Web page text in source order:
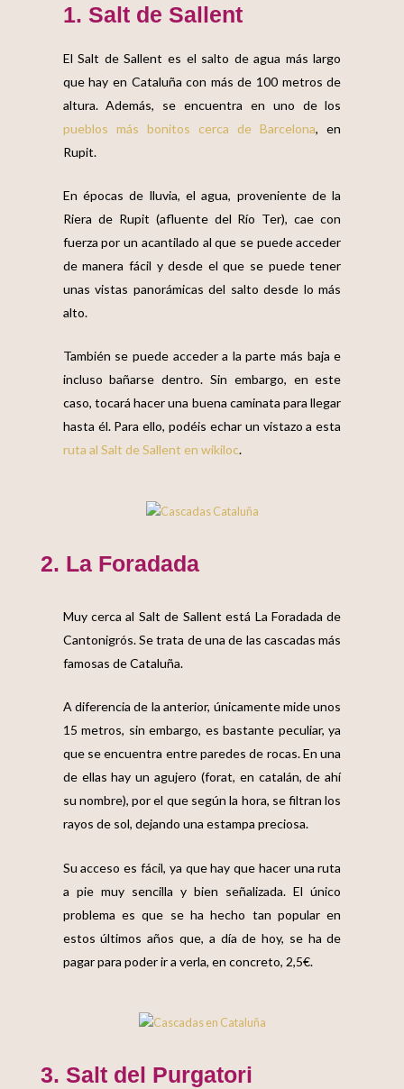
1. Salt de Sallent
El Salt de Sallent es el salto de agua más largo
que hay en Cataluñacon más de 100 metros de
altura. Además, se encuentra en uno de los
pueblos más bonitos cerca de Barcelona, en
Rupit.
En épocas de lluvia, el agua, proveniente de la
Riera de Rupit (afluente del Río Ter), cae con
fuerza por un acantilado al que se puede acceder
de manera fácil y desde el que se puede tener
unas vistas panorámicas del salto desde lo más
alto.
También se puede acceder a la parte más baja e
incluso bañarse dentro. Sin embargo, en este
caso, tocará hacer una buena caminata para llegar
hasta él. Para ello, podéis echar un vistazo a esta
ruta al Salt de Sallent en wikiloc.
2. La Foradada
Muy cerca al Salt de Sallent está La Foradada de
Cantonigrós. Se trata deuna de las cascadas más
famosas de Cataluña.
A diferencia de la anterior, únicamente mide unos
15 metros, sin embargo, es bastante peculiar, ya
que se encuentra entre paredes de rocas. En una
de ellas hay un agujero (forat, en catalán, de ahí
su nombre), por el que según la hora, se filtran los
rayos de sol, dejando una estampa preciosa.
Su acceso es fácil, ya que hay que hacer una ruta
a pie muy sencilla y bien señalizada.El único
problema es que se ha hecho tan popular en
estos últimos años que, a día de hoy, se ha de
pagar para poder ir a verla, en concreto, 2,5€.
3. Salt del Purgatori